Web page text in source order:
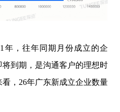
年，往年同期月份成立的企
到期，是沟通客户的理想时
，26年广东新成立企业数量